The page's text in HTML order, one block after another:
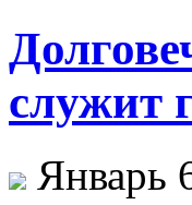
служит
Январь